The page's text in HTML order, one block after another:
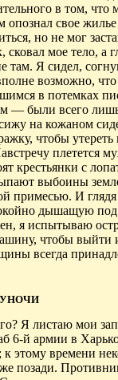
в том, что
опознал свое
но не мог
мое тело, а
там. Я сидел,
возможно,
в потемках
— были всего
на кожаном
чтобы утереть
плетется
крестьянки с
выбоины
примесью. И
дышащую
я испытываю
чтобы выйти
всегда
Я листаю мои
6-й армии в
этому времени
позади.